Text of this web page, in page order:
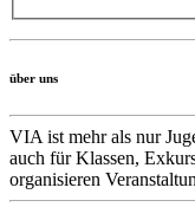
über uns
VIA ist mehr als nur
auch für Klassen,
organisieren